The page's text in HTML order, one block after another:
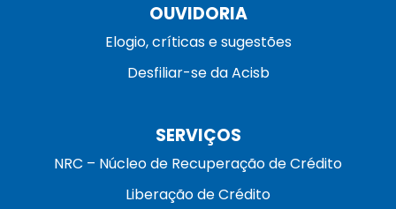
OUVIDORIA
Elogio, críticas e sugestões
Desfiliar-se da Acisb
SERVIÇOS
NRC – Núcleo de Recuperação de Crédito
Liberação de Crédito